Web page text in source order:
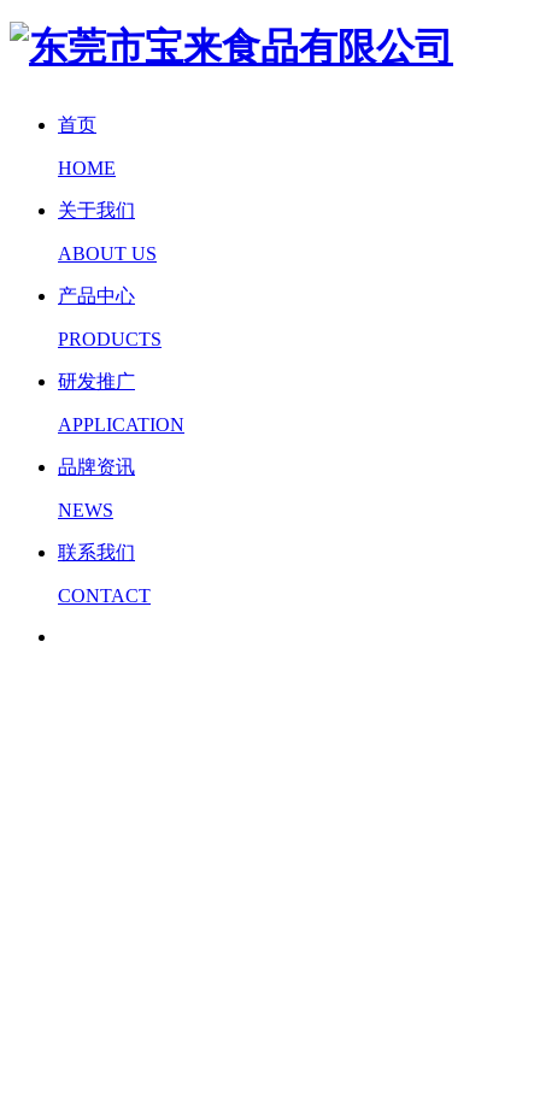
首页
HOME
关于我们
ABOUT US
产品中心
PRODUCTS
研发推广
APPLICATION
品牌资讯
NEWS
联系我们
CONTACT